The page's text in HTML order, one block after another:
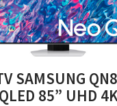
SAMSUNG
QLED 85” UHD